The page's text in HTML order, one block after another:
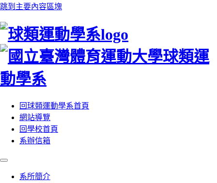
跳到主要內容區塊
:::
回球類運動學系首頁
網站導覽
回學校首頁
系辦信箱
系所簡介